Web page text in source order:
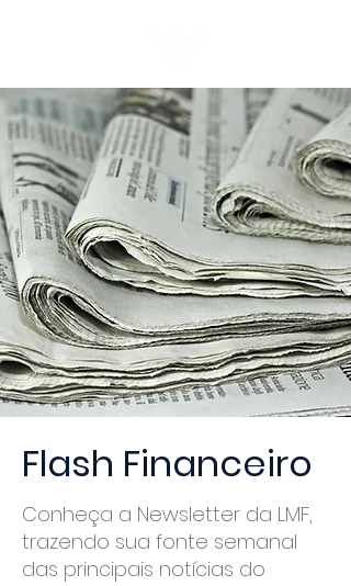
Flash Financeiro
Conheça a Newsletter da LMF,
trazendo sua fonte semanal
das principais notícias do